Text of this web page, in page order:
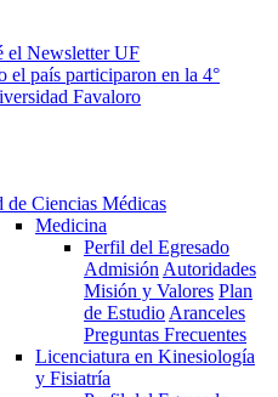
el Newsletter UF
de Ciencias Médicas
Medicina
Perfil del Egresado
Admisión Autoridades
Misión y Valores Plan
de Estudio Aranceles
Preguntas Frecuentes
Licenciatura en Kinesiología
y Fisiatría